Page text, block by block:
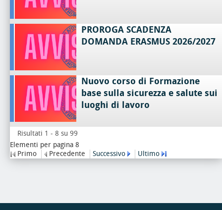
PROROGA SCADENZA
DOMANDA ERASMUS 2026/2027
Nuovo corso di Formazione
base sulla sicurezza e salute sui
luoghi di lavoro
Risultati 1 - 8 su 99
Elementi per pagina 8
Primo
Precedente Successivo Ultimo